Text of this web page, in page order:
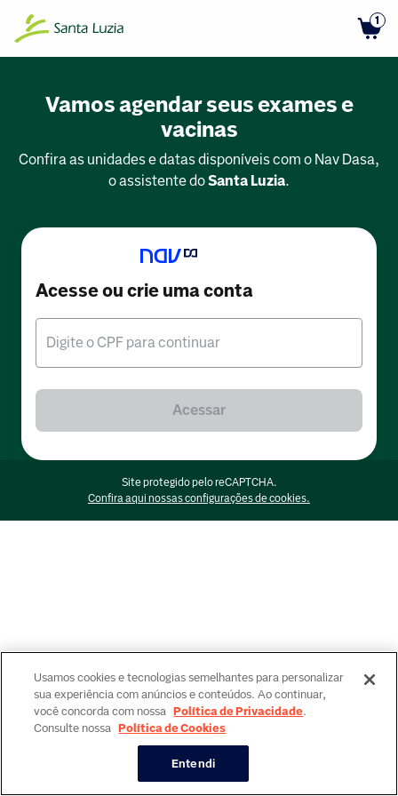
1
Vamos agendar seus exames e
vacinas
Confira as unidades e datas disponíveis com o Nav Dasa,
o assistente doSanta Luzia.
Acesse ou crie uma conta
Digite o CPF para continuar
Acessar
Site protegido pelo reCAPTCHA.
Confira aqui nossas configurações de cookies.
Usamos cookies e tecnologias semelhantes para personalizar
sua experiência com anúncios e conteúdos. Ao continuar,
você concorda com nossa Política de Privacidade.
Consulte nossa Política de Cookies
Entendi